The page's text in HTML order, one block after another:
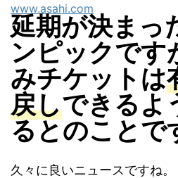
www.asahi.com
延期が決まっ
ンピックです
みチケットは
戻しできるよ
るとのことで
久々に良いニュースですね。